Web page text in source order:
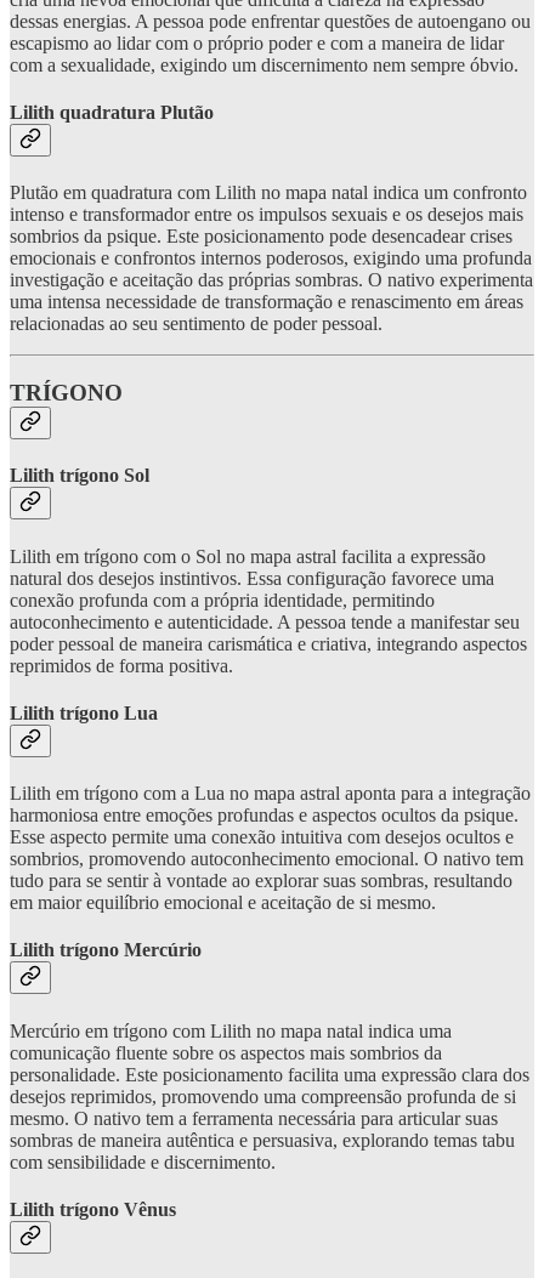
dessas energias. A pessoa pode enfrentar questões de autoengano ou
escapismo ao lidar com o próprio poder e com a maneira de lidar
com a sexualidade, exigindo um discernimento nem sempre óbvio.
Lilith quadratura Plutão
Plutão em quadratura com Lilith no mapa natal indica um confronto
intenso e transformador entre os impulsos sexuais e os desejos mais
sombrios da psique. Este posicionamento pode desencadear crises
emocionais e confrontos internos poderosos, exigindo uma profunda
investigação e aceitação das próprias sombras. O nativo experimenta
uma intensa necessidade de transformação e renascimento em áreas
relacionadas ao seu sentimento de poder pessoal.
TRÍGONO
Lilith trígono Sol
Lilith em trígono com o Sol no mapa astral facilita a expressão
natural dos desejos instintivos. Essa configuração favorece uma
conexão profunda com a própria identidade, permitindo
autoconhecimento e autenticidade. A pessoa tende a manifestar seu
poder pessoal de maneira carismática e criativa, integrando aspectos
reprimidos de forma positiva.
Lilith trígono Lua
Lilith em trígono com a Lua no mapa astral aponta para a integração
harmoniosa entre emoções profundas e aspectos ocultos da psique.
Esse aspecto permite uma conexão intuitiva com desejos ocultos e
sombrios, promovendo autoconhecimento emocional. O nativo tem
tudo para se sentir à vontade ao explorar suas sombras, resultando
em maior equilíbrio emocional e aceitação de si mesmo.
Lilith trígono Mercúrio
Mercúrio em trígono com Lilith no mapa natal indica uma
comunicação fluente sobre os aspectos mais sombrios da
personalidade. Este posicionamento facilita uma expressão clara dos
desejos reprimidos, promovendo uma compreensão profunda de si
mesmo. O nativo tem a ferramenta necessária para articular suas
sombras de maneira autêntica e persuasiva, explorando temas tabu
com sensibilidade e discernimento.
Lilith trígono Vênus